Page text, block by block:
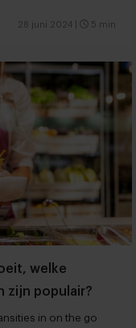
28 juni 2024 5 min
welke
zijn populair?
in on the go